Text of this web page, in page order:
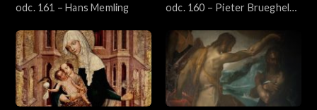
odc. 161 – Hans Memling
odc. 160 – Pieter Brueghel